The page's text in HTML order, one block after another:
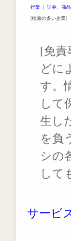
行業 | 証券、商
[検索の多い企業]
[免責
どに
す。
して
生し
を負
シの
して
サービ